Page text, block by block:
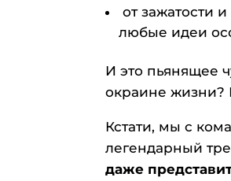
от зажатости
любые идеи
И это пьянящее
окраине жизни?
Кстати, мы с
легендарный
даже